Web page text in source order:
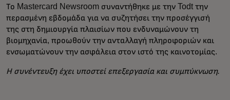
Το Mastercard Newsroom συναντήθηκε με την Todt την
περασμένη εβδομάδα για να συζητήσει την προσέγγισή
της στη δημιουργία πλαισίων που ενδυναμώνουν τη
βιομηχανία, προωθούν την ανταλλαγή πληροφοριών και
ενσωματώνουν την ασφάλεια στον ιστό της καινοτομίας.
Η συνέντευξη έχει υποστεί επεξεργασία και συμπύκνωση.